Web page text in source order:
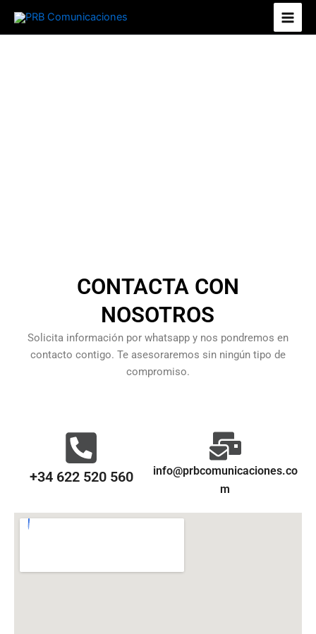
CONTACTA CON
NOSOTROS
Solicita información por whatsapp y nos pondremos en
contacto contigo. Te asesoraremos sin ningún tipo de
compromiso.
+34 622 520 560
info@prbcomunicaciones.co
m